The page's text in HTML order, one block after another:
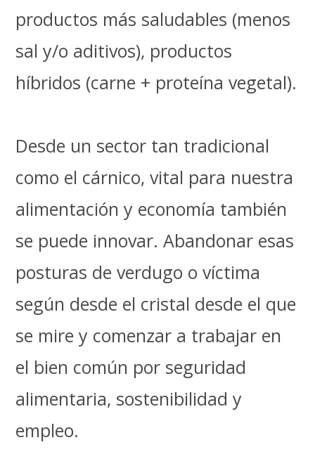
productos más saludables (menos
sal y/o aditivos), productos
híbridos (carne + proteína vegetal).
Desde un sector tan tradicional
como el cárnico, vital para nuestra
alimentación y economía también
se puede innovar. Abandonar esas
posturas de verdugo o víctima
según desde el cristal desde el que
se mire y comenzar a trabajar en
el bien común por seguridad
alimentaria, sostenibilidad y
empleo.